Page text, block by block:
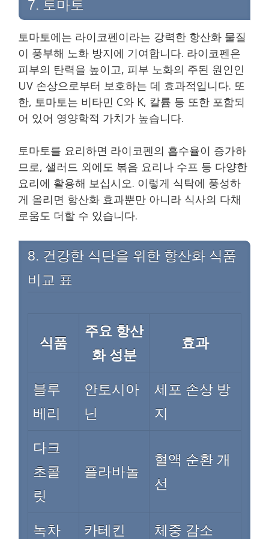
7. 토마토
토마토에는 라이코펜이라는 강력한 항산화 물질
이 풍부해 노화 방지에 기여합니다. 라이코펜은
피부의 탄력을 높이고, 피부 노화의 주된 원인인
UV 손상으로부터 보호하는 데 효과적입니다. 또
한, 토마토는 비타민 C와 K, 칼륨 등 또한 포함되
어 있어 영양학적 가치가 높습니다.
토마토를 요리하면 라이코펜의 흡수율이 증가하
므로, 샐러드 외에도 볶음 요리나 수프 등 다양한
요리에 활용해 보십시오. 이렇게 식탁에 풍성하
게 올리면 항산화 효과뿐만 아니라 식사의 다채
로움도 더할 수 있습니다.
8. 건강한 식단을 위한 항산화 식품
비교 표
식품
주요 항산
화 성분
효과
블루
베리
안토시아
닌
세포 손상 방
지
다크
초콜
릿
플라바놀
혈액 순환 개
선
녹차 카테킨 체중 감소